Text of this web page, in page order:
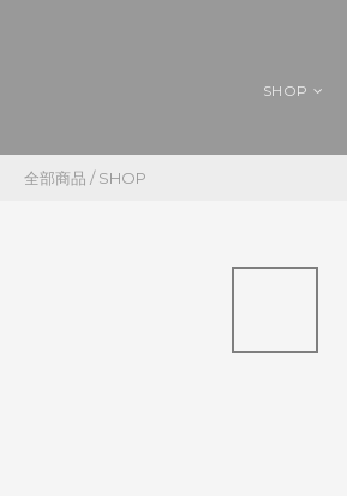
SHOP
全部商品 /SHOP